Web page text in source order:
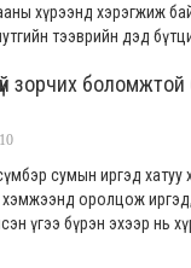
хүрээнд хэрэгжиж
тээврийн дэд
зорчих
сумын иргэд
хэмжээнд оролцож
үгээ бүрэн эхээр нь